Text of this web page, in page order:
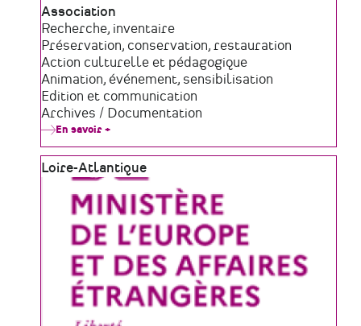
Type
de
structure
Association
Domaine
d'activité
Recherche, inventaire
Préservation, conservation, restauration
Action culturelle et pédagogique
Animation, événement, sensibilisation
Edition et communication
Archives / Documentation
En savoir +
Zone
géographique
Loire-Atlantique